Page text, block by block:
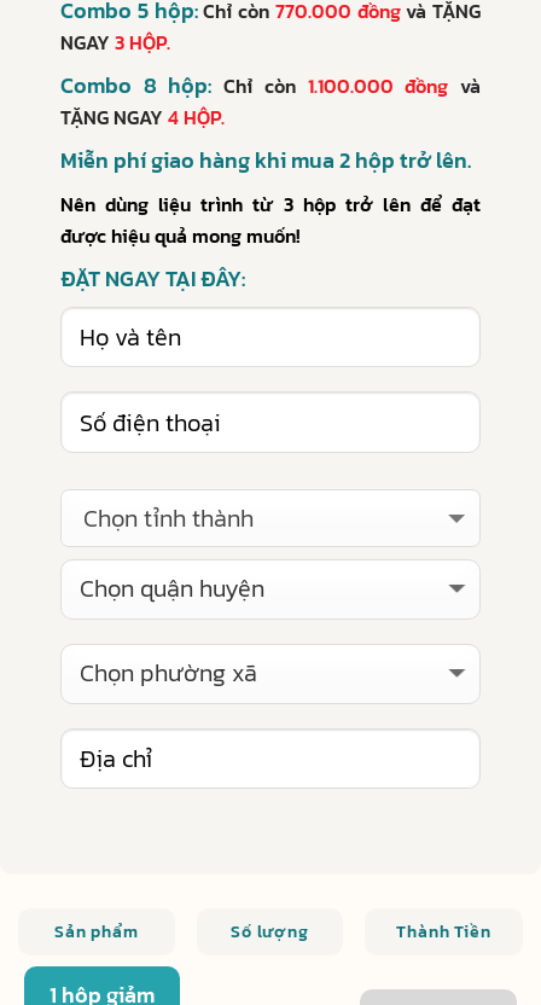
Combo 5 hộp:Chỉ còn 770.000 đồngvà TẶNG
NGAY 3 HỘP.
Combo 8 hộp: Chỉ còn1.100.000 đồngvà
TẶNG NGAY 4 HỘP.
Miễn phí giao hàng khi mua 2 hộp trở lên.
Nên dùng liệu trình từ 3 hộp trở lên để đạt
được hiệu quả mong muốn!
ĐẶT NGAY TẠI ĐÂY:
Chọn tỉnh thành
Sản phẩm Số lượng Thành Tiền
1 hộp giảm